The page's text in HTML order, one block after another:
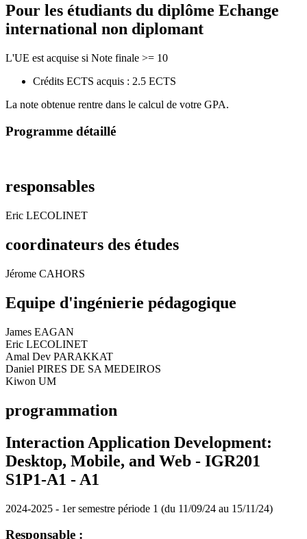
Pour les étudiants du diplôme Echange
international non diplomant
L'UE est acquise si Note finale >= 10
Crédits ECTS acquis : 2.5 ECTS
La note obtenue rentre dans le calcul de votre GPA.
Programme détaillé
responsables
Eric LECOLINET
coordinateurs des études
Jérome CAHORS
Equipe d'ingénierie pédagogique
James EAGAN
Eric LECOLINET
Amal Dev PARAKKAT
Daniel PIRES DE SA MEDEIROS
Kiwon UM
programmation
Interaction Application Development:
Desktop, Mobile, and Web - IGR201
S1P1-A1 - A1
2024-2025 - 1er semestre période 1 (du 11/09/24 au 15/11/24)
Responsable :